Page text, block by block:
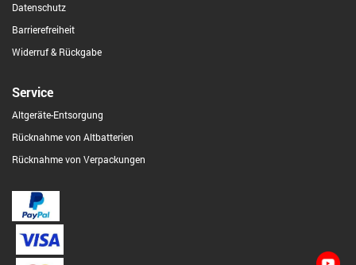
Datenschutz
Barrierefreiheit
Widerruf & Rückgabe
Service
Altgeräte-Entsorgung
Rücknahme von Altbatterien
Rücknahme von Verpackungen